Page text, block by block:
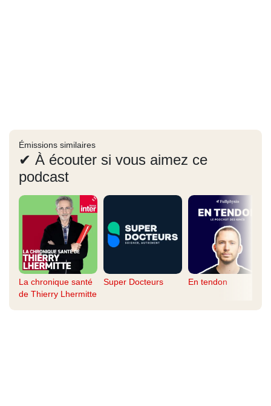
Émissions similaires
✔ À écouter si vous aimez ce
podcast
La chronique santé
de Thierry Lhermitte
Super Docteurs En tendon